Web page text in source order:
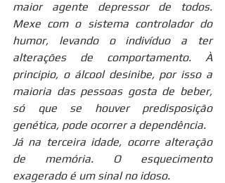
maior agente depressor de todos.
Mexe com o sistema controlador do
humor, levando o indivíduo a ter
alterações de comportamento. À
principio, o álcool desinibe, por isso a
maioria das pessoas gosta de beber,
só que se houver predisposição
genética, pode ocorrer a dependência.
Já na terceira idade, ocorre alteração
de memória. O esquecimento
exagerado é um sinal no idoso.